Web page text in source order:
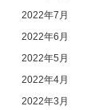
2022年7月
2022年6月
2022年5月
2022年4月
2022年3月